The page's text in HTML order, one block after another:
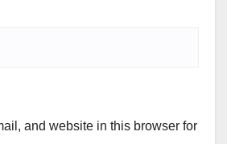
and website in this browser for